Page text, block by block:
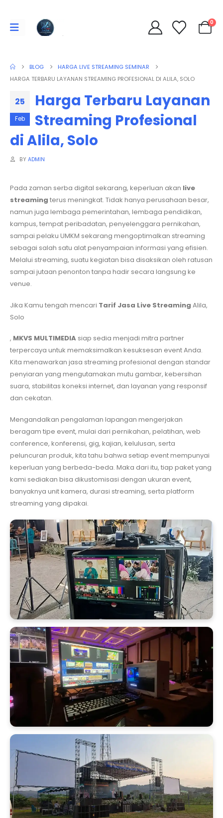
0
BLOG
HARGA LIVE STREAMING SEMINAR
HARGA TERBARU LAYANAN STREAMING PROFESIONAL DI ALILA, SOLO
25
Feb
Harga Terbaru Layanan
Streaming Profesional
di Alila, Solo
BY ADMIN
Pada zaman serba digital sekarang, keperluan akan live
streaming terus meningkat. Tidak hanya perusahaan besar,
namun juga lembaga pemerintahan, lembaga pendidikan,
kampus, tempat peribadatan, penyelenggara pernikahan,
sampai pelaku UMKM sekarang mengoptimalkan streaming
sebagai salah satu alat penyampaian informasi yang efisien.
Melalui streaming, suatu kegiatan bisa disaksikan oleh ratusan
sampai jutaan penonton tanpa hadir secara langsung ke
venue.
Jika Kamu tengah mencari Tarif Jasa Live Streaming Alila,
Solo
, MKVS MULTIMEDIA siap sedia menjadi mitra partner
terpercaya untuk memaksimalkan kesuksesan event Anda.
Kita menawarkan jasa streaming profesional dengan standar
penyiaran yang mengutamakan mutu gambar, kebersihan
suara, stabilitas koneksi internet, dan layanan yang responsif
dan cekatan.
Mengandalkan pengalaman lapangan mengerjakan
beragam tipe event, mulai dari pernikahan, pelatihan, web
conference, konferensi, gig, kajian, kelulusan, serta
peluncuran produk, kita tahu bahwa setiap event mempunyai
keperluan yang berbeda-beda. Maka dari itu, tiap paket yang
kami sediakan bisa dikustomisasi dengan ukuran event,
banyaknya unit kamera, durasi streaming, serta platform
streaming yang dipakai.